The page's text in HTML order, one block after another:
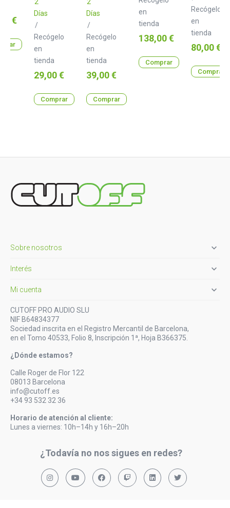
€
Días
/
Recógelo
en
tienda
Precio
29,00 €
Comprar
Días
/
Recógelo
en
tienda
Precio
39,00 €
Comprar
en
tienda
Precio
138,00 €
Comprar
Recógelo
en
tienda
Precio
80,00 €
Comprar
Sobre nosotros 
Interés 
Mi cuenta 
CUTOFF PRO AUDIO SLU
NIF B64834377
Sociedad inscrita en el Registro Mercantil de Barcelona,
en el Tomo 40533, Folio 8, Inscripción 1ª, Hoja B366375.
¿Dónde estamos?
Calle Roger de Flor 122
08013 Barcelona
info@cutoff.es
+34 93 532 32 36
Horario de atención al cliente:
Lunes a viernes: 10h–14h y 16h–20h
¿Todavía no nos sigues en redes?